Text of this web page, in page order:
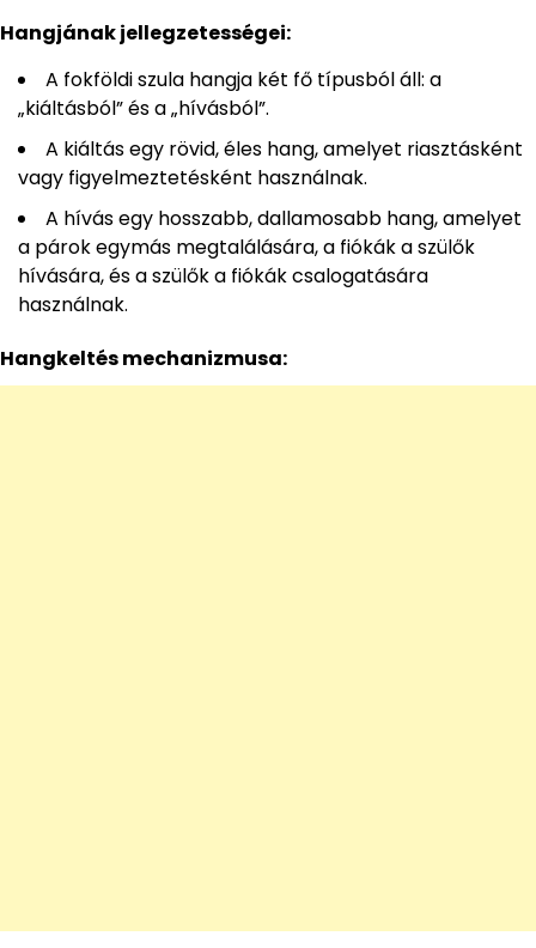
Hangjának jellegzetességei:
A fokföldi szula hangja két fő típusból áll: a
„kiáltásból” és a „hívásból”.
A kiáltás egy rövid, éles hang, amelyet riasztásként
vagy figyelmeztetésként használnak.
A hívás egy hosszabb, dallamosabb hang, amelyet
a párok egymás megtalálására, a fiókák a szülők
hívására, és a szülők a fiókák csalogatására
használnak.
Hangkeltés mechanizmusa: